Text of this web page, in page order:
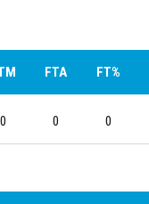
FTA FT%
0 0 0